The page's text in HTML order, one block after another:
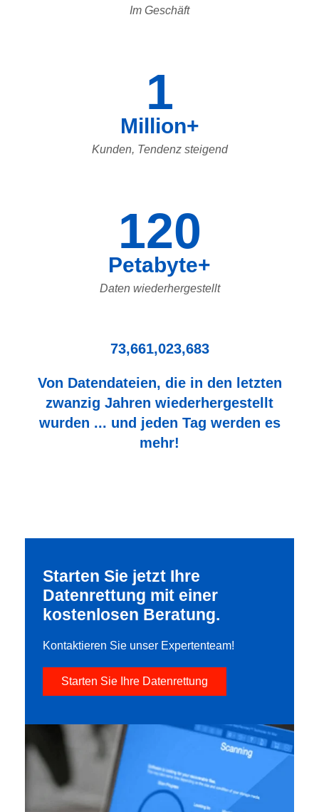
Im Geschäft
1
Million+
Kunden, Tendenz steigend
120
Petabyte+
Daten wiederhergestellt
73,661,023,683
Von Datendateien, die in den letzten
zwanzig Jahren wiederhergestellt
wurden ... und jeden Tag werden es
mehr!
Starten Sie jetzt Ihre
Datenrettung mit einer
kostenlosen Beratung.
Kontaktieren Sie unser Expertenteam!
Starten Sie Ihre Datenrettung